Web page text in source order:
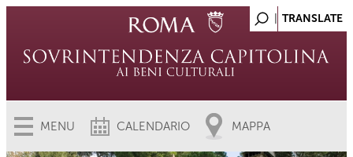
MENU CALENDARIO MAPPA